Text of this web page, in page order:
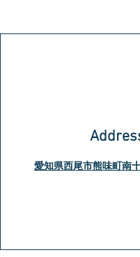
愛知県西尾市熊味町南